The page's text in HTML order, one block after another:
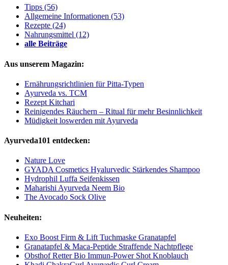
Tipps (56)
Allgemeine Informationen (53)
Rezepte (24)
Nahrungsmittel (12)
alle Beiträge
Aus unserem Magazin:
Ernährungsrichtlinien für Pitta-Typen
Ayurveda vs. TCM
Rezept Kitchari
Reinigendes Räuchern – Ritual für mehr Besinnlichkeit
Müdigkeit loswerden mit Ayurveda
Ayurveda101 entdecken:
Nature Love
GYADA Cosmetics Hyalurvedic Stärkendes Shampoo
Hydrophil Luffa Seifenkissen
Maharishi Ayurveda Neem Bio
The Avocado Sock Olive
Neuheiten:
Exo Boost Firm & Lift Tuchmaske Granatapfel
Granatapfel & Maca-Peptide Straffende Nachtpflege
Obsthof Retter Bio Immun-Power Shot Knoblauch